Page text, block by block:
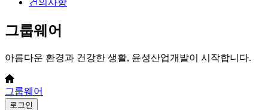
그룹웨어
아름다운 환경과 건강한 생활, 윤성산업개발이 시작합니다.
그룹웨어
로그인